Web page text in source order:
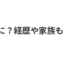
？経歴や家族も